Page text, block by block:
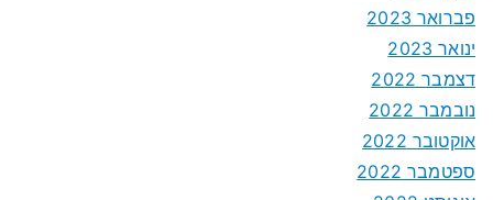
פברואר 2023
ינואר 2023
דצמבר 2022
נובמבר 2022
אוקטובר 2022
ספטמבר 2022